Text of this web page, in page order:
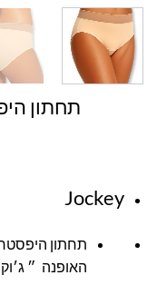
תחתון
Jockey
תחתון
האופנה ״